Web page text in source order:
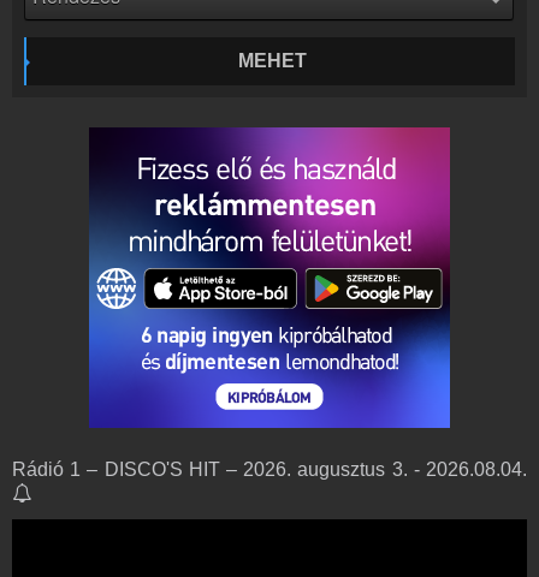
Rádió beágyazás
Ágyazd be weboldaladba
MEHET
Rádió 1 – DISCO'S HIT – 2026. augusztus 3. - 2026.08.04.